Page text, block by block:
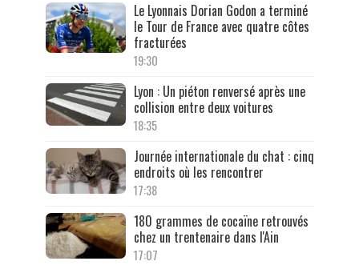
Le Lyonnais Dorian Godon a terminé
le Tour de France avec quatre côtes
fracturées
19:30
Lyon : Un piéton renversé après une
collision entre deux voitures
18:35
Journée internationale du chat : cinq
endroits où les rencontrer
17:38
180 grammes de cocaïne retrouvés
chez un trentenaire dans l'Ain
17:07